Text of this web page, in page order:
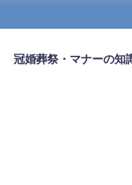
冠婚葬祭・マナーの知